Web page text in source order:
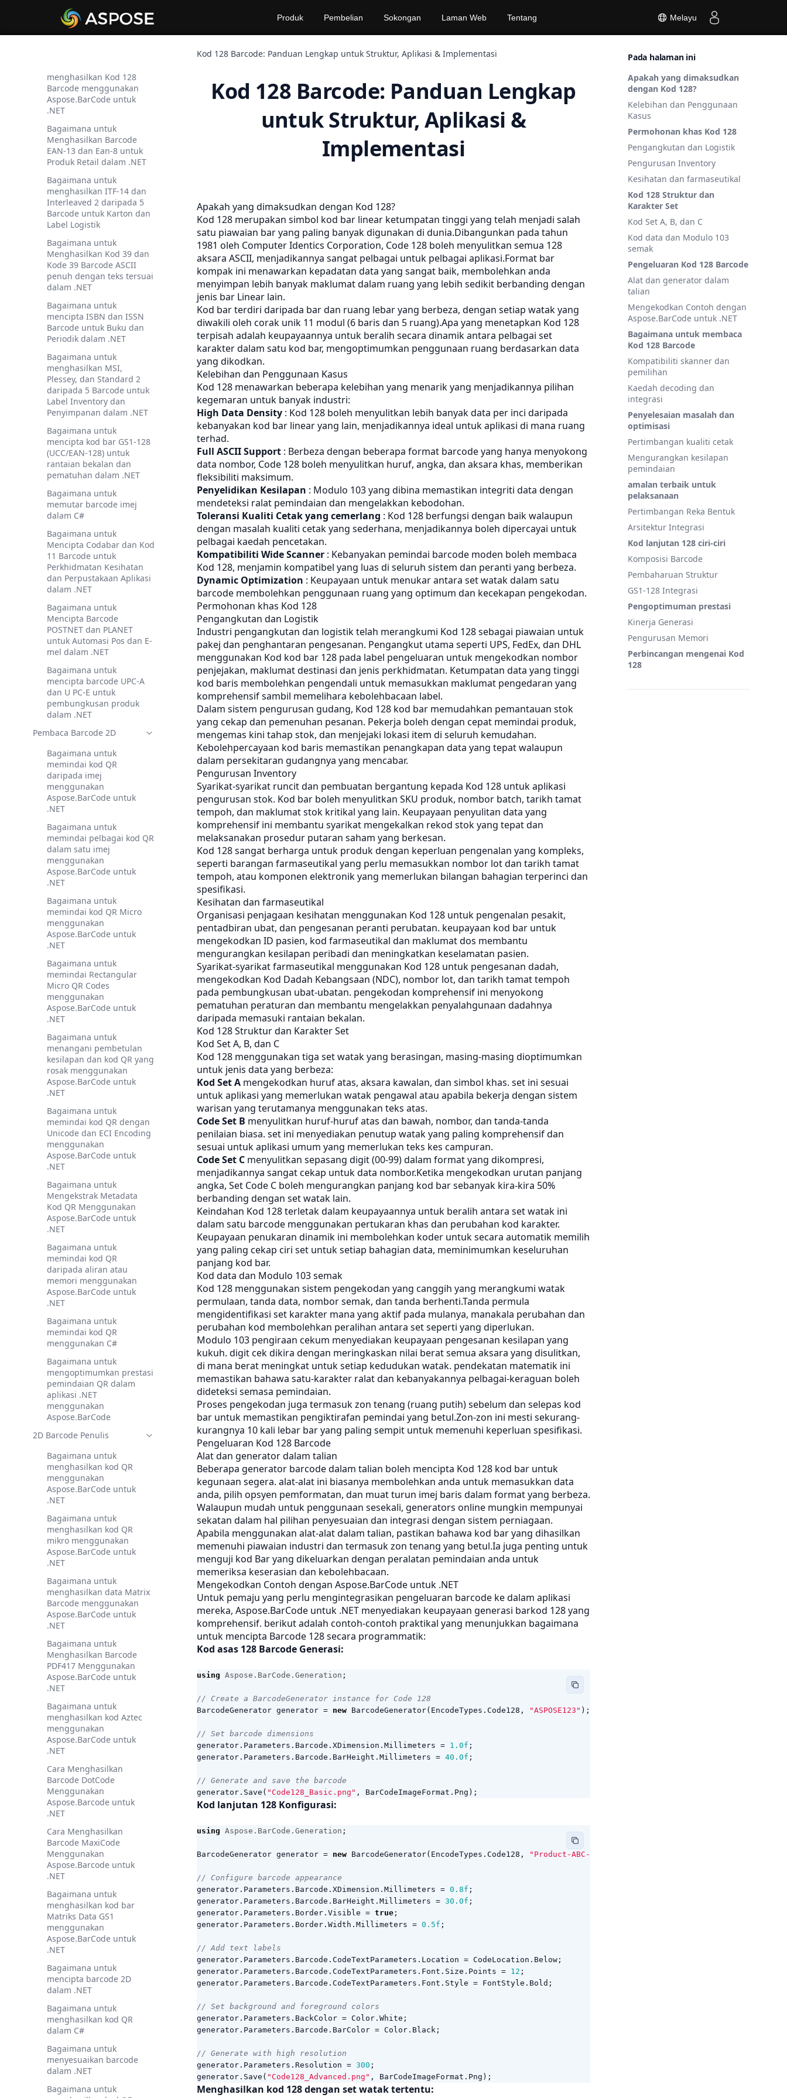
Melayu
Produk Pembelian Sokongan Laman Web Tentang
Cara Membaca Barcode
Dengan C#
menghasilkan Kod 128
Barcode menggunakan
Aspose.BarCode untuk
.NET
Bagaimana untuk
Menghasilkan Barcode
EAN-13 dan Ean-8 untuk
Produk Retail dalam .NET
Bagaimana untuk
menghasilkan ITF-14 dan
Interleaved 2 daripada 5
Barcode untuk Karton dan
Label Logistik
Bagaimana untuk
Menghasilkan Kod 39 dan
Kode 39 Barcode ASCII
penuh dengan teks tersuai
dalam .NET
Bagaimana untuk
mencipta ISBN dan ISSN
Barcode untuk Buku dan
Periodik dalam .NET
Bagaimana untuk
menghasilkan MSI,
Plessey, dan Standard 2
daripada 5 Barcode untuk
Label Inventory dan
Penyimpanan dalam .NET
Bagaimana untuk
mencipta kod bar GS1-128
(UCC/EAN-128) untuk
rantaian bekalan dan
pematuhan dalam .NET
Bagaimana untuk
memutar barcode imej
dalam C#
Bagaimana untuk
Mencipta Codabar dan Kod
11 Barcode untuk
Perkhidmatan Kesihatan
dan Perpustakaan Aplikasi
dalam .NET
Bagaimana untuk
Mencipta Barcode
POSTNET dan PLANET
untuk Automasi Pos dan E-
mel dalam .NET
Bagaimana untuk
mencipta barcode UPC-A
dan U PC-E untuk
pembungkusan produk
dalam .NET
Pembaca Barcode 2D
Bagaimana untuk
memindai kod QR
daripada imej
menggunakan
Aspose.BarCode untuk
.NET
Bagaimana untuk
memindai pelbagai kod QR
dalam satu imej
menggunakan
Aspose.BarCode untuk
.NET
Bagaimana untuk
memindai kod QR Micro
menggunakan
Aspose.BarCode untuk
.NET
Bagaimana untuk
memindai Rectangular
Micro QR Codes
menggunakan
Aspose.BarCode untuk
.NET
Bagaimana untuk
menangani pembetulan
kesilapan dan kod QR yang
rosak menggunakan
Aspose.BarCode untuk
.NET
Bagaimana untuk
memindai kod QR dengan
Unicode dan ECI Encoding
menggunakan
Aspose.BarCode untuk
.NET
Bagaimana untuk
Mengekstrak Metadata
Kod QR Menggunakan
Aspose.BarCode untuk
.NET
Bagaimana untuk
memindai kod QR
daripada aliran atau
memori menggunakan
Aspose.BarCode untuk
.NET
Bagaimana untuk
memindai kod QR
menggunakan C#
Bagaimana untuk
mengoptimumkan prestasi
pemindaian QR dalam
aplikasi .NET
menggunakan
Aspose.BarCode
2D Barcode Penulis
Bagaimana untuk
menghasilkan kod QR
menggunakan
Aspose.BarCode untuk
.NET
Bagaimana untuk
menghasilkan kod QR
mikro menggunakan
Aspose.BarCode untuk
.NET
Bagaimana untuk
menghasilkan data Matrix
Barcode menggunakan
Aspose.BarCode untuk
.NET
Bagaimana untuk
Menghasilkan Barcode
PDF417 Menggunakan
Aspose.BarCode untuk
.NET
Bagaimana untuk
menghasilkan kod Aztec
menggunakan
Aspose.BarCode untuk
.NET
Cara Menghasilkan
Barcode DotCode
Menggunakan
Aspose.Barcode untuk
.NET
Cara Menghasilkan
Barcode MaxiCode
Menggunakan
Aspose.Barcode untuk
.NET
Bagaimana untuk
menghasilkan kod bar
Matriks Data GS1
menggunakan
Aspose.BarCode untuk
.NET
Bagaimana untuk
mencipta barcode 2D
dalam .NET
Bagaimana untuk
menghasilkan kod QR
dalam C#
Bagaimana untuk
menyesuaikan barcode
dalam .NET
Bagaimana untuk
Pada halaman ini
Apakah yang dimaksudkan
dengan Kod 128?
Kelebihan dan Penggunaan
Kasus
Permohonan khas Kod 128
Pengangkutan dan Logistik
Pengurusan Inventory
Kesihatan dan farmaseutikal
Kod 128 Struktur dan
Karakter Set
Kod Set A, B, dan C
Kod data dan Modulo 103
semak
Pengeluaran Kod 128 Barcode
Alat dan generator dalam
talian
Mengekodkan Contoh dengan
Aspose.BarCode untuk .NET
Bagaimana untuk membaca
Kod 128 Barcode
Kompatibiliti skanner dan
pemilihan
Kaedah decoding dan
integrasi
Penyelesaian masalah dan
optimisasi
Pertimbangan kualiti cetak
Mengurangkan kesilapan
pemindaian
amalan terbaik untuk
pelaksanaan
Pertimbangan Reka Bentuk
Arsitektur Integrasi
Kod lanjutan 128 ciri-ciri
Komposisi Barcode
Pembaharuan Struktur
GS1-128 Integrasi
Pengoptimuman prestasi
Kinerja Generasi
Pengurusan Memori
Perbincangan mengenai Kod
128
Kod 128 Barcode: Panduan Lengkap untuk Struktur, Aplikasi & Implementasi
Kod 128 Barcode: Panduan Lengkap
untuk Struktur, Aplikasi &
Implementasi
Apakah yang dimaksudkan dengan Kod 128?
Kod 128 merupakan simbol kod bar linear ketumpatan tinggi yang telah menjadi salah
satu piawaian bar yang paling banyak digunakan di dunia.Dibangunkan pada tahun
1981 oleh Computer Identics Corporation, Code 128 boleh menyulitkan semua 128
aksara ASCII, menjadikannya sangat pelbagai untuk pelbagai aplikasi.Format bar
kompak ini menawarkan kepadatan data yang sangat baik, membolehkan anda
menyimpan lebih banyak maklumat dalam ruang yang lebih sedikit berbanding dengan
jenis bar Linear lain.
Kod bar terdiri daripada bar dan ruang lebar yang berbeza, dengan setiap watak yang
diwakili oleh corak unik 11 modul (6 baris dan 5 ruang).Apa yang menetapkan Kod 128
terpisah adalah keupayaannya untuk beralih secara dinamik antara pelbagai set
karakter dalam satu kod bar, mengoptimumkan penggunaan ruang berdasarkan data
yang dikodkan.
Kelebihan dan Penggunaan Kasus
Kod 128 menawarkan beberapa kelebihan yang menarik yang menjadikannya pilihan
kegemaran untuk banyak industri:
High Data Density : Kod 128 boleh menyulitkan lebih banyak data per inci daripada
kebanyakan kod bar linear yang lain, menjadikannya ideal untuk aplikasi di mana ruang
terhad.
Full ASCII Support : Berbeza dengan beberapa format barcode yang hanya menyokong
data nombor, Code 128 boleh menyulitkan huruf, angka, dan aksara khas, memberikan
fleksibiliti maksimum.
Penyelidikan Kesilapan : Modulo 103 yang dibina memastikan integriti data dengan
mendeteksi ralat pemindaian dan mengelakkan kebodohan.
Toleransi Kualiti Cetak yang cemerlang : Kod 128 berfungsi dengan baik walaupun
dengan masalah kualiti cetak yang sederhana, menjadikannya boleh dipercayai untuk
pelbagai kaedah pencetakan.
Kompatibiliti Wide Scanner : Kebanyakan pemindai barcode moden boleh membaca
Kod 128, menjamin kompatibel yang luas di seluruh sistem dan peranti yang berbeza.
Dynamic Optimization : Keupayaan untuk menukar antara set watak dalam satu
barcode membolehkan penggunaan ruang yang optimum dan kecekapan pengekodan.
Permohonan khas Kod 128
Pengangkutan dan Logistik
Industri pengangkutan dan logistik telah merangkumi Kod 128 sebagai piawaian untuk
pakej dan penghantaran pengesanan. Pengangkut utama seperti UPS, FedEx, dan DHL
menggunakan Kod kod bar 128 pada label pengeluaran untuk mengekodkan nombor
penjejakan, maklumat destinasi dan jenis perkhidmatan. Ketumpatan data yang tinggi
kod baris membolehkan pengendali untuk memasukkan maklumat pengedaran yang
komprehensif sambil memelihara kebolehbacaan label.
Dalam sistem pengurusan gudang, Kod 128 kod bar memudahkan pemantauan stok
yang cekap dan pemenuhan pesanan. Pekerja boleh dengan cepat memindai produk,
mengemas kini tahap stok, dan menjejaki lokasi item di seluruh kemudahan.
Kebolehpercayaan kod baris memastikan penangkapan data yang tepat walaupun
dalam persekitaran gudangnya yang mencabar.
Pengurusan Inventory
Syarikat-syarikat runcit dan pembuatan bergantung kepada Kod 128 untuk aplikasi
pengurusan stok. Kod bar boleh menyulitkan SKU produk, nombor batch, tarikh tamat
tempoh, dan maklumat stok kritikal yang lain. Keupayaan penyulitan data yang
komprehensif ini membantu syarikat mengekalkan rekod stok yang tepat dan
melaksanakan prosedur putaran saham yang berkesan.
Kod 128 sangat berharga untuk produk dengan keperluan pengenalan yang kompleks,
seperti barangan farmaseutikal yang perlu memasukkan nombor lot dan tarikh tamat
tempoh, atau komponen elektronik yang memerlukan bilangan bahagian terperinci dan
spesifikasi.
Kesihatan dan farmaseutikal
Organisasi penjagaan kesihatan menggunakan Kod 128 untuk pengenalan pesakit,
pentadbiran ubat, dan pengesanan peranti perubatan. keupayaan kod bar untuk
mengekodkan ID pasien, kod farmaseutikal dan maklumat dos membantu
mengurangkan kesilapan peribadi dan meningkatkan keselamatan pasien.
Syarikat-syarikat farmaseutikal menggunakan Kod 128 untuk pengesanan dadah,
mengekodkan Kod Dadah Kebangsaan (NDC), nombor lot, dan tarikh tamat tempoh
pada pembungkusan ubat-ubatan. pengekodan komprehensif ini menyokong
pematuhan peraturan dan membantu mengelakkan penyalahgunaan dadahnya
daripada memasuki rantaian bekalan.
Kod 128 Struktur dan Karakter Set
Kod Set A, B, dan C
Kod 128 menggunakan tiga set watak yang berasingan, masing-masing dioptimumkan
untuk jenis data yang berbeza:
Kod Set A mengekodkan huruf atas, aksara kawalan, dan simbol khas. set ini sesuai
untuk aplikasi yang memerlukan watak pengawal atau apabila bekerja dengan sistem
warisan yang terutamanya menggunakan teks atas.
Code Set B menyulitkan huruf-huruf atas dan bawah, nombor, dan tanda-tanda
penilaian biasa. set ini menyediakan penutup watak yang paling komprehensif dan
sesuai untuk aplikasi umum yang memerlukan teks kes campuran.
Code Set C menyulitkan sepasang digit (00-99) dalam format yang dikompresi,
menjadikannya sangat cekap untuk data nombor.Ketika mengekodkan urutan panjang
angka, Set Code C boleh mengurangkan panjang kod bar sebanyak kira-kira 50%
berbanding dengan set watak lain.
Keindahan Kod 128 terletak dalam keupayaannya untuk beralih antara set watak ini
dalam satu barcode menggunakan pertukaran khas dan perubahan kod karakter.
Keupayaan penukaran dinamik ini membolehkan koder untuk secara automatik memilih
yang paling cekap ciri set untuk setiap bahagian data, meminimumkan keseluruhan
panjang kod bar.
Kod data dan Modulo 103 semak
Kod 128 menggunakan sistem pengekodan yang canggih yang merangkumi watak
permulaan, tanda data, nombor semak, dan tanda berhenti.Tanda permula
mengidentifikasi set karakter mana yang aktif pada mulanya, manakala perubahan dan
perubahan kod membolehkan peralihan antara set seperti yang diperlukan.
Modulo 103 pengiraan cekum menyediakan keupayaan pengesanan kesilapan yang
kukuh. digit cek dikira dengan meringkaskan nilai berat semua aksara yang disulitkan,
di mana berat meningkat untuk setiap kedudukan watak. pendekatan matematik ini
memastikan bahawa satu-karakter ralat dan kebanyakannya pelbagai-keraguan boleh
dideteksi semasa pemindaian.
Proses pengekodan juga termasuk zon tenang (ruang putih) sebelum dan selepas kod
bar untuk memastikan pengiktirafan pemindai yang betul.Zon-zon ini mesti sekurang-
kurangnya 10 kali lebar bar yang paling sempit untuk memenuhi keperluan spesifikasi.
Pengeluaran Kod 128 Barcode
Alat dan generator dalam talian
Beberapa generator barcode dalam talian boleh mencipta Kod 128 kod bar untuk
kegunaan segera. alat-alat ini biasanya membolehkan anda untuk memasukkan data
anda, pilih opsyen pemformatan, dan muat turun imej baris dalam format yang berbeza.
Walaupun mudah untuk penggunaan sesekali, generators online mungkin mempunyai
sekatan dalam hal pilihan penyesuaian dan integrasi dengan sistem perniagaan.
Apabila menggunakan alat-alat dalam talian, pastikan bahawa kod bar yang dihasilkan
memenuhi piawaian industri dan termasuk zon tenang yang betul.Ia juga penting untuk
menguji kod Bar yang dikeluarkan dengan peralatan pemindaian anda untuk
memeriksa keserasian dan kebolehbacaan.
Mengekodkan Contoh dengan Aspose.BarCode untuk .NET
Untuk pemaju yang perlu mengintegrasikan pengeluaran barcode ke dalam aplikasi
mereka, Aspose.BarCode untuk .NET menyediakan keupayaan generasi barkod 128 yang
komprehensif. berikut adalah contoh-contoh praktikal yang menunjukkan bagaimana
untuk mencipta Barcode 128 secara programmatik:
Kod asas 128 Barcode Generasi:
using Aspose.BarCode.Generation ;
// Create a BarcodeGenerator instance for Code 128
BarcodeGenerator generator = new BarcodeGenerator( EncodeTypes . Code128 , "ASPOSE123" );
// Set barcode dimensions
generator . Parameters . Barcode . XDimension . Millimeters = 1.0f ;
generator . Parameters . Barcode . BarHeight . Millimeters = 40.0f ;
// Generate and save the barcode
generator . Save ( "Code128_Basic.png" , BarCodeImageFormat . Png );
Kod lanjutan 128 Konfigurasi:
using Aspose.BarCode.Generation ;
BarcodeGenerator generator = new BarcodeGenerator( EncodeTypes . Code128 , "Product-ABC-12345"
// Configure barcode appearance
generator . Parameters . Barcode . XDimension . Millimeters = 0.8f ;
generator . Parameters . Barcode . BarHeight . Millimeters = 30.0f ;
generator . Parameters . Border . Visible = true ;
generator . Parameters . Border . Width . Millimeters = 0.5f ;
// Add text labels
generator . Parameters . Barcode . CodeTextParameters . Location = CodeLocation . Below ;
generator . Parameters . Barcode . CodeTextParameters . Font . Size . Points = 12 ;
generator . Parameters . Barcode . CodeTextParameters . Font . Style = FontStyle . Bold ;
// Set background and foreground colors
generator . Parameters . BackColor = Color . White ;
generator . Parameters . Barcode . BarColor = Color . Black ;
// Generate with high resolution
generator . Parameters . Resolution = 300 ;
generator . Save ( "Code128_Advanced.png" , BarCodeImageFormat . Png );
Menghasilkan kod 128 dengan set watak tertentu: